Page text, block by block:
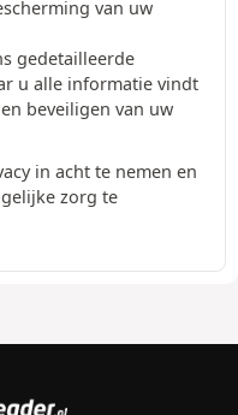
van uw
gedetailleerde
u alle informatie vindt
beveiligen van uw
in acht te nemen en
zorg te